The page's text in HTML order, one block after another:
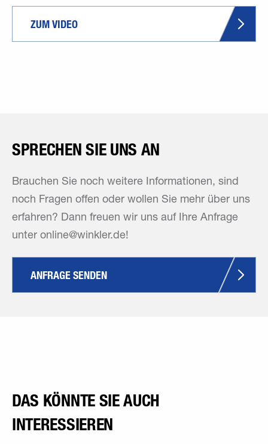
ZUM VIDEO
SPRECHEN SIE UNS AN
Brauchen Sie noch weitere Informationen, sind
noch Fragen offen oder wollen Sie mehr über uns
erfahren? Dann freuen wir uns auf Ihre Anfrage
unter online@winkler.de!
ANFRAGE SENDEN
DAS KÖNNTE SIE AUCH
INTERESSIEREN